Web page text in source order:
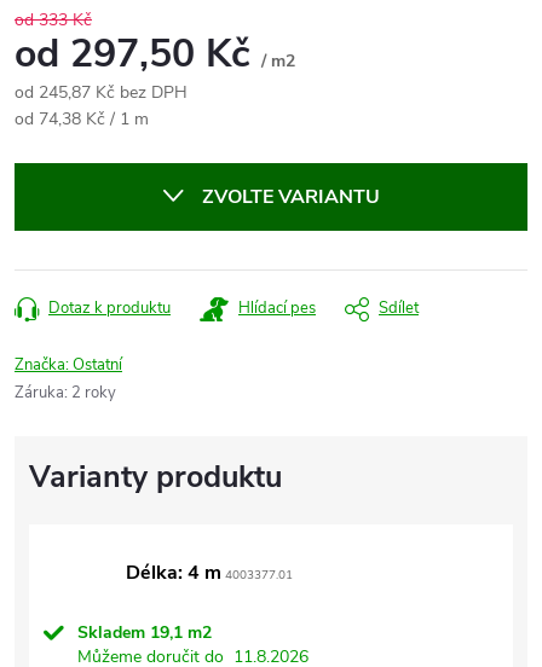
od 333 Kč
od 297,50 Kč / m2
od 245,87 Kč bez DPH
Měrná
od 74,38 Kč / 1 m
ZVOLTE VARIANTU
Dotaz k produktu Hlídací pes Sdílet
Značka:Ostatní
Záruka: 2 roky
Délka: 4 m 4003377.01
Skladem 19,1 m2
Můžeme doručit do 11.8.2026